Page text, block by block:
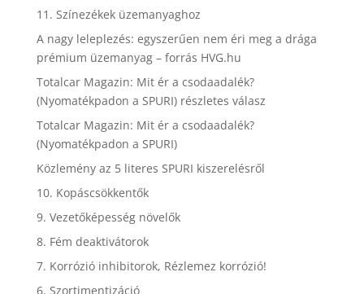
11. Színezékek üzemanyaghoz
A nagy leleplezés: egyszerűen nem éri meg a drága
prémium üzemanyag – forrás HVG.hu
Totalcar Magazin: Mit ér a csodaadalék?
(Nyomatékpadon a SPURI) részletes válasz
Totalcar Magazin: Mit ér a csodaadalék?
(Nyomatékpadon a SPURI)
Közlemény az 5 literes SPURI kiszerelésről
10. Kopáscsökkentők
9. Vezetőképesség növelők
8. Fém deaktivátorok
7. Korrózió inhibitorok, Rézlemez korrózió!
6. Szortimentizáció